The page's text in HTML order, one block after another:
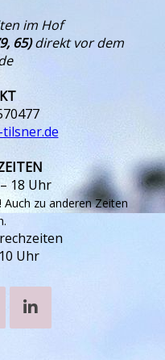
im Hof
65)direkt vor dem
18 Uhr
zu anderen Zeiten
Uhr